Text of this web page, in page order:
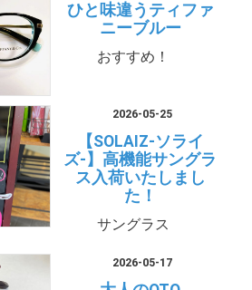
ひと味違うティファ
ニーブルー
おすすめ！
2026-05-25
【SOLAIZ-ソライ
ズ-】高機能サングラ
ス入荷いたしまし
た！
サングラス
2026-05-17